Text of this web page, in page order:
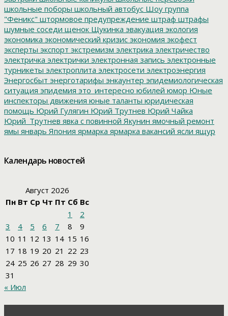
школьные поборы школьный автобус Шоу группа
"Феникс" штормовое предупреждение штраф штрафы
шумные соседи щенок Щукинка эвакуация экология
экономика экономический кризис экономия экофест
эксперты экспорт экстремизм электрика электричество
электричка электрички электронная запись электронные
турникеты электроплита электросети электроэнергия
Энергосбыт энерготарифы энкаунтер эпидемиологическая
ситуация эпидемия это_интересно юбилей юмор Юные
инспекторы движения юные таланты юридическая
помощь Юрий Гулягин Юрий Трутнев Юрий Чайка
Юрий_Трутнев явка с повинной Якунин ямочный ремонт
ямы январь Япония ярмарка ярмарка вакансий ясли ящур
Календарь новостей
Август 2026
Пн Вт Ср Чт Пт Сб Вс
1
2
3
4 5 6 7 8
9
10 11 12 13 14 15 16
17 18 19 20 21 22 23
24 25 26 27 28 29 30
31
« Июл